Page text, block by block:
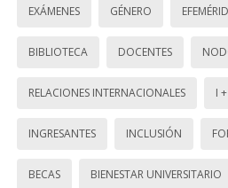
EXÁMENES GÉNERO
BIBLIOTECA DOCENTES
RELACIONES INTERNACIONALES I
INGRESANTES INCLUSIÓN
BECAS BIENESTAR UNIVERSITARIO